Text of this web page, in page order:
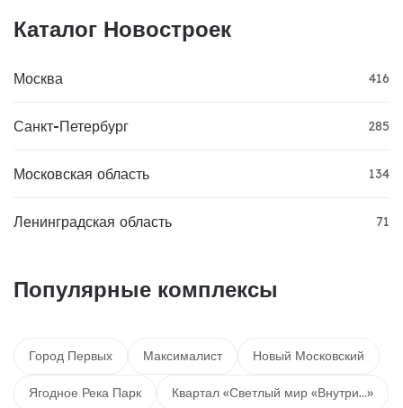
Каталог Новостроек
Москва 416
Санкт-Петербург 285
Московская область 134
Ленинградская область 71
Популярные комплексы
Город Первых Максималист Новый Московский
Ягодное Река Парк Квартал «Светлый мир «Внутри…»